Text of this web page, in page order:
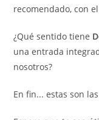
recomendado, con
¿Qué sentido tiene
una entrada
nosotros?
En fin... estas son